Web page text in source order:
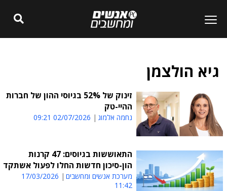
גיא הולצמן
זינוק של 52% בגיוסי ההון של חברות
ההיי-טק
נחמה אלמוג 02/07/2026 09:21
התאוששות בגיוסים: 47 קרנות
הון-סיכון חדשות החלו לפעול אשתקד
מערכת אנשים ומחשבים
17/03/2026
11:42